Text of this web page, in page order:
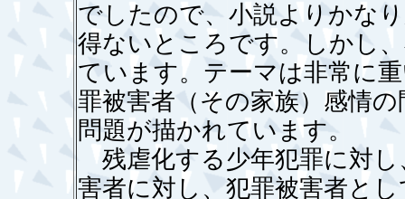
でしたので、小説よりかな
得ないところです。しかし
ています。テーマは非常に
罪被害者（その家族）感情
問題が描かれています。
残虐化する少年犯罪に対
害者に対し、犯罪被害者と